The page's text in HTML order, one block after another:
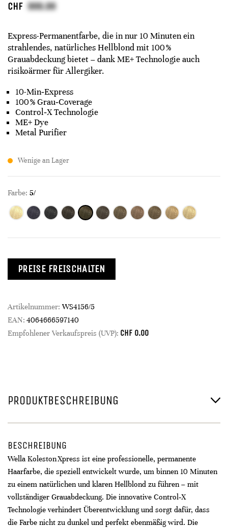
CHF
Express-Permanentfarbe, die in nur 10 Minuten ein
strahlendes, natürliches Hellblond mit 100 %
Grauabdeckung bietet – dank ME+ Technologie auch
risikoärmer für Allergiker.
10-Min‑Express
100 % Grau‑Coverage
Control‑X Technologie
ME+ Dye
Metal Purifier
Wenige an Lager
Farbe: 5/
PREISE FREISCHALTEN
Artikelnummer: WS4156/5
EAN: 4064666597140
Empfohlener Verkaufspreis (UVP): CHF 0.00
PRODUKTBESCHREIBUNG
BESCHREIBUNG
Wella Koleston Xpress ist eine professionelle, permanente
Haarfarbe, die speziell entwickelt wurde, um binnen 10 Minuten
zu einem natürlichen und klaren Hellblond zu führen – mit
vollständiger Grauabdeckung. Die innovative Control‑X
Technologie verhindert Überentwicklung und sorgt dafür, dass
die Farbe nicht zu dunkel und perfekt ebenmäßig wird. Die